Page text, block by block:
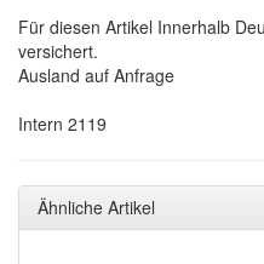
Für diesen Artikel Innerhalb
versichert.
Ausland auf Anfrage
Intern 2119
Ähnliche Artikel